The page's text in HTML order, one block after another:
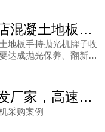
西藏度假别墅酒店混凝土地板手持抛光机多少收费价格？
地板手持抛光机牌子收
达成抛光保养、翻新保
红河州抛光机批发厂家，高速抛光机批发厂家直销案例
采购案例